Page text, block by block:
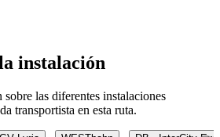
instalación
las diferentes instalaciones
transportista en esta ruta.